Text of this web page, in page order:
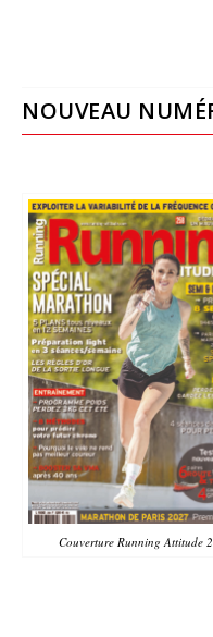
NOUVEAU
Couverture Running Attitude